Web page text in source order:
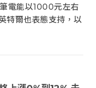
電能以1000元左右
特爾也表態支持，以